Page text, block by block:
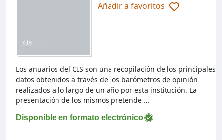
Añadir a favoritos
Disponible en formato electrónico
Los anuarios del CIS son una recopilación de los principales
datos obtenidos a través de los barómetros de opinión
realizados a lo largo de un año por esta institución. La
presentación de los mismos pretende …